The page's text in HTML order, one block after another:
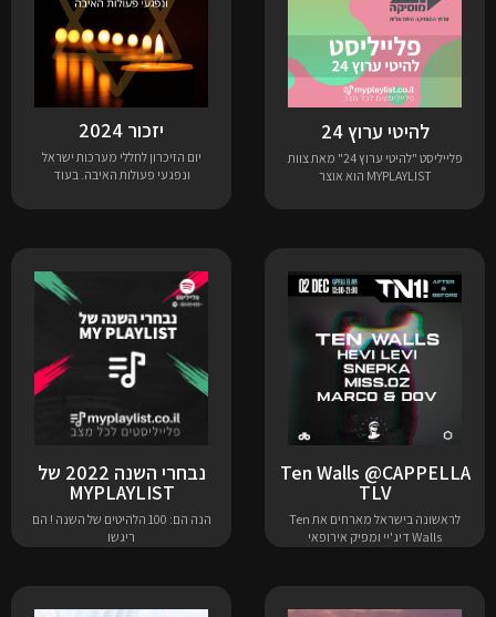
להיטי ערוץ 24
פלייליסט "להיטי ערוץ 24" מאת צוות
MYPLAYLIST הוא אוצר
יזכור 2024
יום הזיכרון לחללי מערכות ישראל
ונפגעי פעולות האיבה. בעוד
Ten Walls @CAPPELLA
TLV
לראשונה בישראל מארחים את Ten
Walls דיג'יי ומפיק אירופאי
נבחרי השנה 2022 של
MYPLAYLIST
הנה הם: 100 הלהיטים של השנה ! הם
ריגשו